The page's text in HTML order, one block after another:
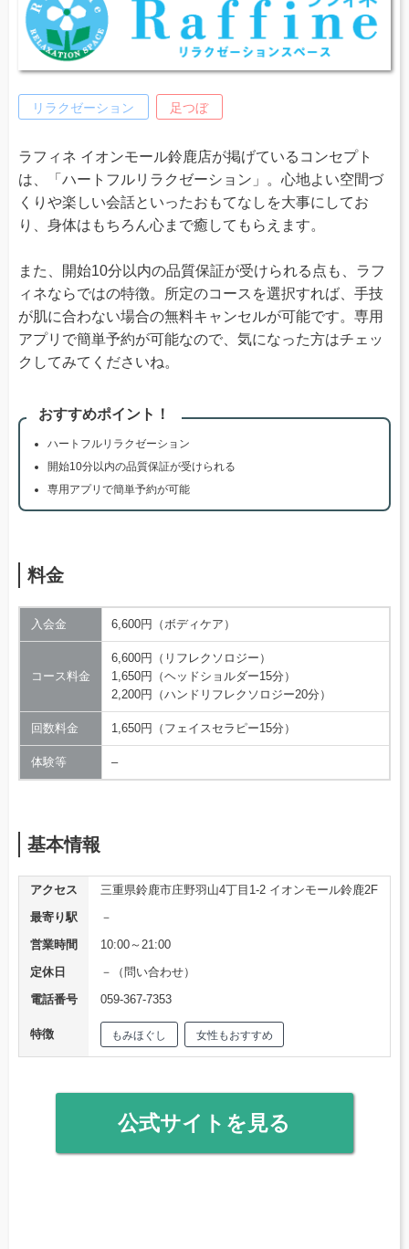
リラクゼーション 足つぼ
ラフィネ イオンモール鈴鹿店が掲げているコンセプト
は、「ハートフルリラクゼーション」。心地よい空間づ
くりや楽しい会話といったおもてなしを大事にしてお
り、身体はもちろん心まで癒してもらえます。
また、開始10分以内の品質保証が受けられる点も、ラフ
ィネならではの特徴。所定のコースを選択すれば、手技
が肌に合わない場合の無料キャンセルが可能です。専用
アプリで簡単予約が可能なので、気になった方はチェッ
クしてみてくださいね。
おすすめポイント！
ハートフルリラクゼーション
開始10分以内の品質保証が受けられる
専用アプリで簡単予約が可能
料金
入会金 6,600円（ボディケア）
コース料金
6,600円（リフレクソロジー）
1,650円（ヘッドショルダー15分）
2,200円（ハンドリフレクソロジー20分）
回数料金 1,650円（フェイスセラピー15分）
体験等 –
基本情報
アクセス
三重県鈴鹿市庄野羽山4丁目1-2 イオンモール鈴鹿2F
最寄り駅
－
営業時間
10:00～21:00
定休日
－（問い合わせ）
電話番号
059-367-7353
特徴 もみほぐし 女性もおすすめ
公式サイトを見る